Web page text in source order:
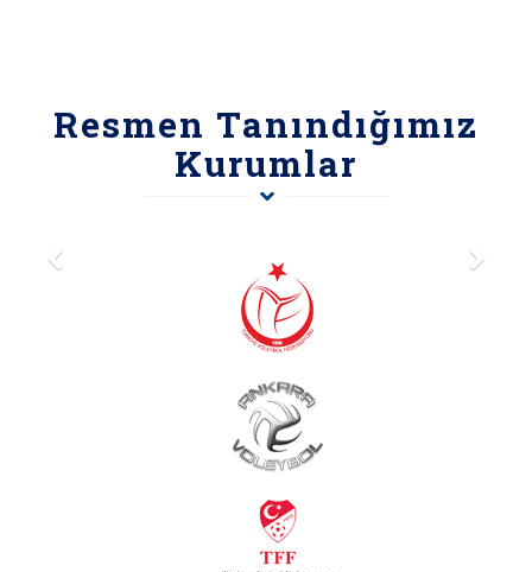
Resmen Tanındığımız
Kurumlar